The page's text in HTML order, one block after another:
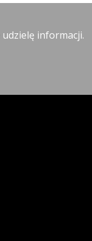
informacji.